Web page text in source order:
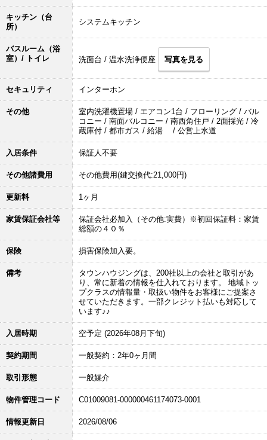
キッチン（台
所）
システムキッチン
バスルーム（浴
室）/ トイレ
洗面台 / 温水洗浄便座 写真を見る
セキュリティ インターホン
その他
室内洗濯機置場 / エアコン1台 / フローリング / バル
コニー / 南面バルコニー / 南西角住戸 / 2面採光 / 冷
蔵庫付 / 都市ガス / 給湯 / 公営上水道
入居条件 保証人不要
その他諸費用 その他費用(鍵交換代:21,000円)
更新料 1ヶ月
家賃保証会社等
保証会社必加入（その他:実費）※初回保証料：家賃
総額の４０％
保険 損害保険加入要。
備考
タウンハウジングは、200社以上の会社と取引があ
り、常に新着の情報を仕入れております。 地域トッ
プクラスの情報量・取扱い物件をお客様にご提案さ
せていただきます。一部クレジット払いも対応して
います♪♪
入居時期 空予定 (2026年08月下旬)
契約期間 一般契約：2年0ヶ月間
取引形態 一般媒介
物件管理コード C01009081-000000461174073-0001
情報更新日 2026/08/06